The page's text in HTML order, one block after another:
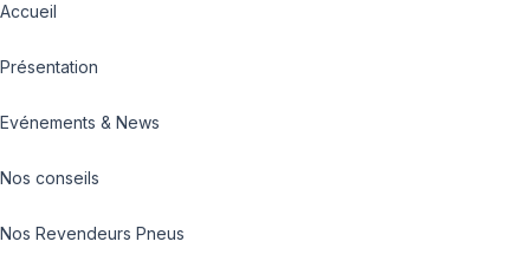
Accueil
Présentation
Evénements & News
Nos conseils
Nos Revendeurs Pneus